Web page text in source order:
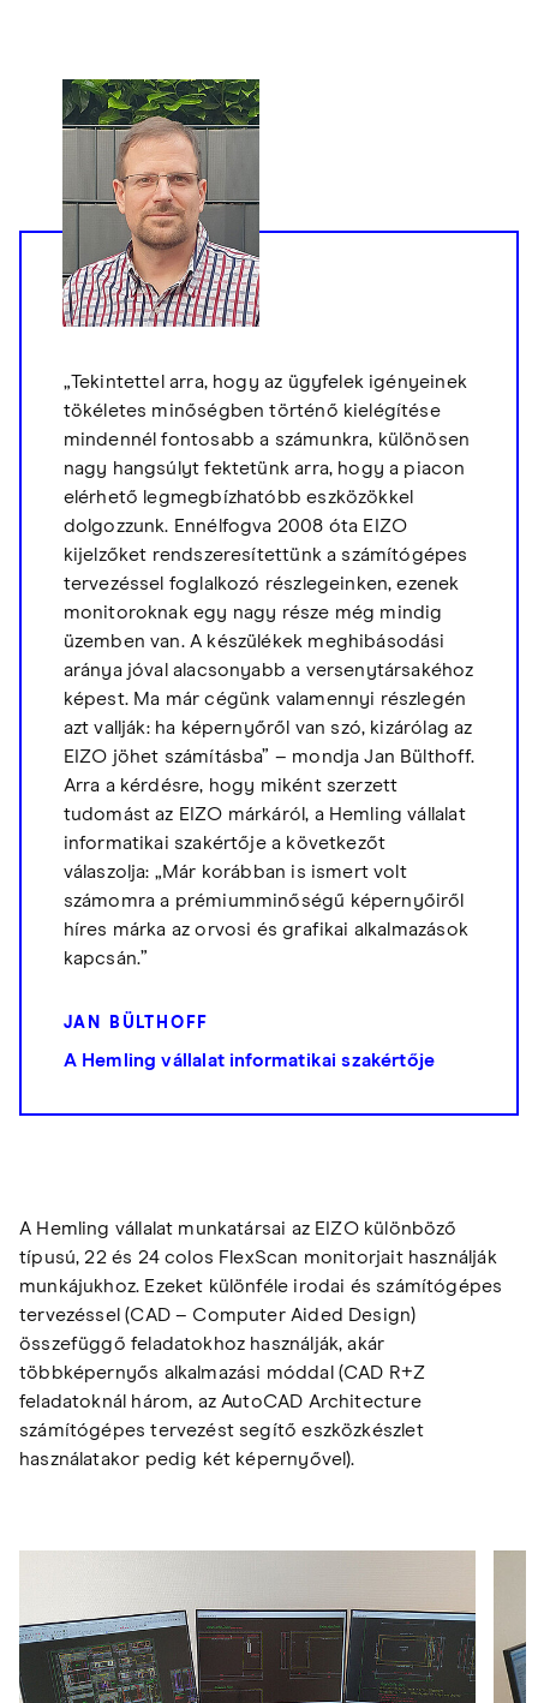
„Tekintettel arra, hogy az ügyfelek igényeinek
tökéletes minőségben történő kielégítése
mindennél fontosabb a számunkra, különösen
nagy hangsúlyt fektetünk arra, hogy a piacon
elérhető legmegbízhatóbb eszközökkel
dolgozzunk. Ennélfogva 2008 óta EIZO
kijelzőket rendszeresítettünk a számítógépes
tervezéssel foglalkozó részlegeinken, ezenek
monitoroknak egy nagy része még mindig
üzemben van. A készülékek meghibásodási
aránya jóval alacsonyabb a versenytársakéhoz
képest. Ma már cégünk valamennyi részlegén
azt vallják: ha képernyőről van szó, kizárólag az
EIZO jöhet számításba” – mondja Jan Bülthoff.
Arra a kérdésre, hogy miként szerzett
tudomást az EIZO márkáról, a Hemling vállalat
informatikai szakértője a következőt
válaszolja: „Már korábban is ismert volt
számomra a prémiumminőségű képernyőiről
híres márka az orvosi és grafikai alkalmazások
kapcsán.”
JAN BÜLTHOFF
A Hemling vállalat informatikai szakértője
A Hemling vállalat munkatársai az EIZO különböző
típusú, 22 és 24 colos FlexScan monitorjait használják
munkájukhoz. Ezeket különféle irodai és számítógépes
tervezéssel (CAD – Computer Aided Design)
összefüggő feladatokhoz használják, akár
többképernyős alkalmazási móddal (CAD R+Z
feladatoknál három, az AutoCAD Architecture
számítógépes tervezést segítő eszközkészlet
használatakor pedig két képernyővel).